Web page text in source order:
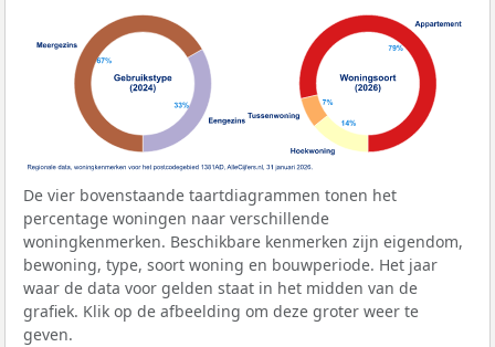
De vier bovenstaande taartdiagrammen tonen het
percentage woningen naar verschillende
woningkenmerken. Beschikbare kenmerken zijn eigendom,
bewoning, type, soort woning en bouwperiode. Het jaar
waar de data voor gelden staat in het midden van de
grafiek. Klik op de afbeelding om deze groter weer te
geven.